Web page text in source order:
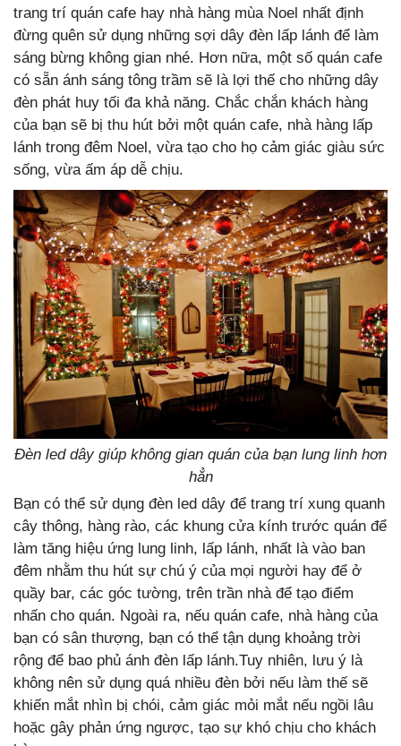
trang trí quán cafe hay nhà hàng mùa Noel nhất định
đừng quên sử dụng những sợi dây đèn lấp lánh để làm
sáng bừng không gian nhé. Hơn nữa, một số quán cafe
có sẵn ánh sáng tông trầm sẽ là lợi thế cho những dây
đèn phát huy tối đa khả năng. Chắc chắn khách hàng
của bạn sẽ bị thu hút bởi một quán cafe, nhà hàng lấp
lánh trong đêm Noel, vừa tạo cho họ cảm giác giàu sức
sống, vừa ấm áp dễ chịu.
Đèn led dây giúp không gian quán của bạn lung linh hơn
hẳn
Bạn có thể sử dụng đèn led dây để trang trí xung quanh
cây thông, hàng rào, các khung cửa kính trước quán để
làm tăng hiệu ứng lung linh, lấp lánh, nhất là vào ban
đêm nhằm thu hút sự chú ý của mọi người hay để ở
quầy bar, các góc tường, trên trần nhà để tạo điểm
nhấn cho quán. Ngoài ra, nếu quán cafe, nhà hàng của
bạn có sân thượng, bạn có thể tận dụng khoảng trời
rộng để bao phủ ánh đèn lấp lánh.Tuy nhiên, lưu ý là
không nên sử dụng quá nhiều đèn bởi nếu làm thế sẽ
khiến mắt nhìn bị chói, cảm giác mỏi mắt nếu ngồi lâu
hoặc gây phản ứng ngược, tạo sự khó chịu cho khách